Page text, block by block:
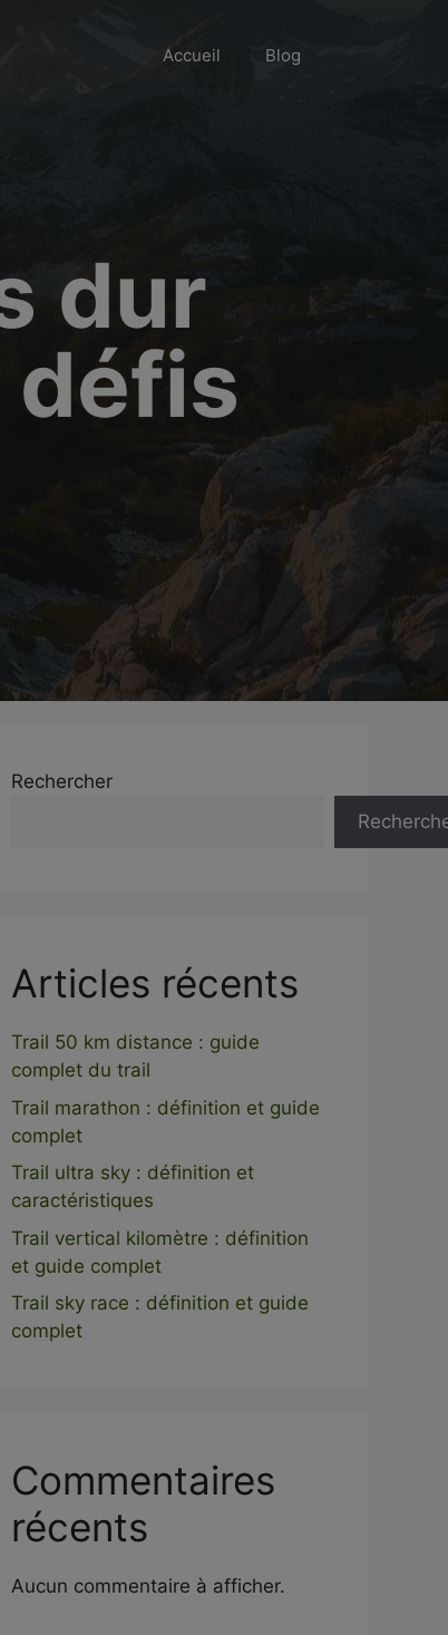
Accueil Blog
dur
défis
Rechercher
Articles récents
Trail 50 km distance : guide
complet du trail
Trail marathon : définition et guide
complet
Trail ultra sky : définition et
caractéristiques
Trail vertical kilomètre : définition
et guide complet
Trail sky race : définition et guide
complet
Commentaires
récents
Aucun commentaire à afficher.